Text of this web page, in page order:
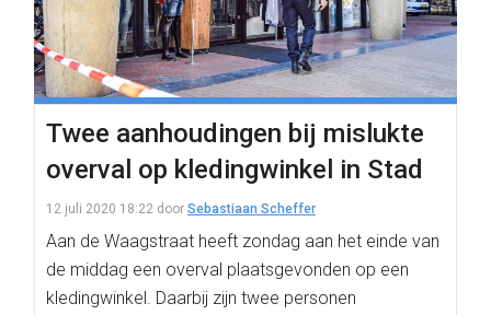
Twee aanhoudingen bij mislukte
overval op kledingwinkel in Stad
12 juli 2020 18:22 door Sebastiaan Scheffer
Aan de Waagstraat heeft zondag aan het einde van
de middag een overval plaatsgevonden op een
kledingwinkel. Daarbij zijn twee personen